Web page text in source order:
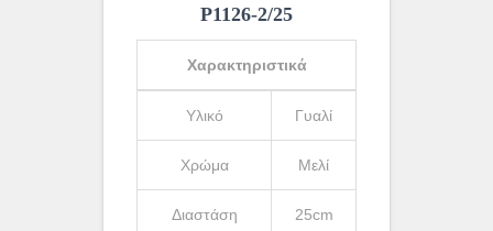
Ρ1126-2/25
Χαρακτηριστικά
Υλικό Γυαλί
Χρώμα Μελί
Διαστάση 25cm